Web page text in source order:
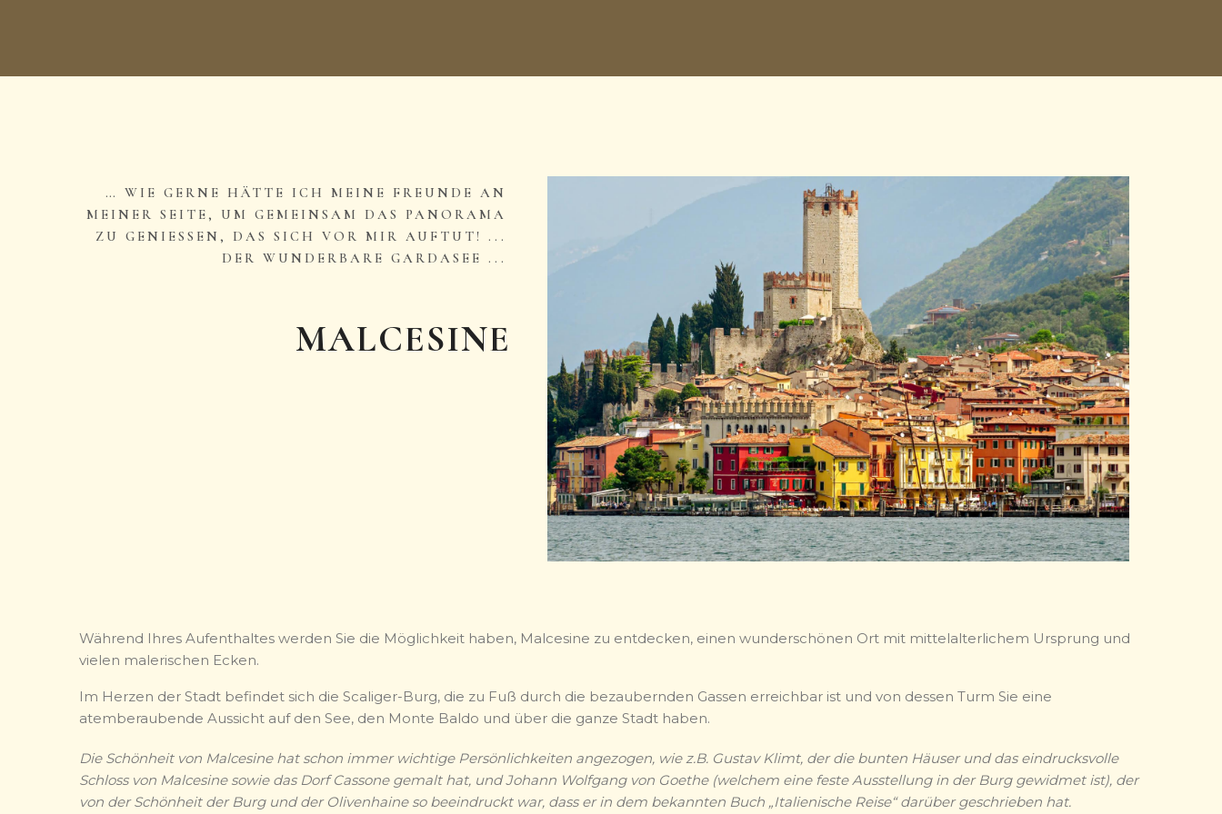
… WIE GERNE HÄTTE ICH MEINE FREUNDE AN
MEINER SEITE, UM GEMEINSAM DAS PANORAMA
ZU GENIESSEN, DAS SICH VOR MIR AUFTUT! ... D
ER WUNDERBARE GARDASEE ...
MALCESINE
Während Ihres Aufenthaltes werden Sie die Möglichkeit haben, Malcesine zu entdecken, einen wunderschönen Ort mit mittelalterlichem Ursprung und
vielen malerischen Ecken.
Im Herzen der Stadt befindet sich die Scaliger-Burg, die zu Fuß durch die bezaubernden Gassen erreichbar ist und von dessen Turm Sie eine
atemberaubende Aussicht auf den See, den Monte Baldo und über die ganze Stadt haben.
Die Schönheit von Malcesine hat schon immer wichtige Persönlichkeiten angezogen, wie z.B. Gustav Klimt, der die bunten Häuser und das eindrucksvolle
Schloss von Malcesine sowie das Dorf Cassone gemalt hat, und Johann Wolfgang von Goethe (welchem eine feste Ausstellung in der Burg gewidmet ist), der
von der Schönheit der Burg und der Olivenhaine so beeindruckt war, dass er in dem bekannten Buch „Italienische Reise“ darüber geschrieben hat.